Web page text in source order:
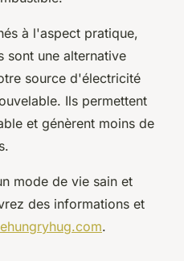
à l'aspect pratique,
sont une alternative
source d'électricité
Ils permettent
et génèrent moins de
mode de vie sain et
des informations et
.